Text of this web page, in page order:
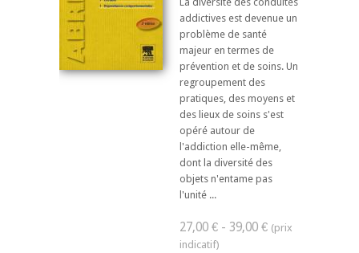
addictives est devenue un
problème de santé
majeur en termes de
prévention et de soins. Un
regroupement des
pratiques, des moyens et
des lieux de soins s'est
opéré autour de
l'addiction elle-même,
dont la diversité des
objets n'entame pas
l'unité ...
27,00 € - 39,00 €